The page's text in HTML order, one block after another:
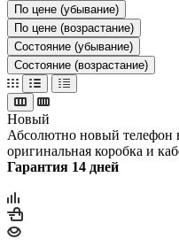
По цене (убывание)
По цене (возрастание)
Состояние (убывание)
Состояние (возрастание)
Новый
Абсолютно новый телефон
оригинальная коробка и
Гарантия 14 дней